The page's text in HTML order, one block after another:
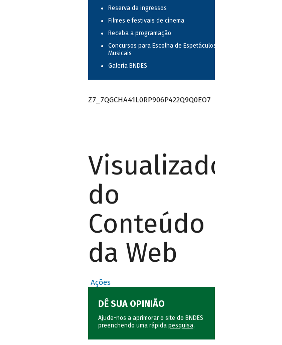
Reserva de ingressos
Filmes e festivais de cinema
Receba a programação
Concursos para Escolha de Espetáculos
Musicais
Galeria BNDES
Z7_7QGCHA41L0RP906P422Q9Q0EO7
Visualizador
do
Conteúdo
da Web
Ações
DÊ SUA OPINIÃO
Ajude-nos a aprimorar o site do BNDES
preenchendo uma rápida pesquisa.